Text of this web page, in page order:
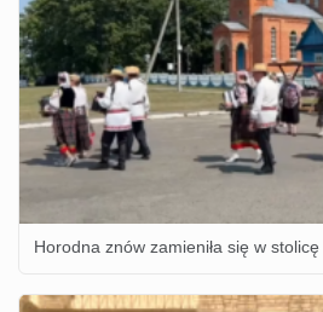
Horodna znów zamieniła się w